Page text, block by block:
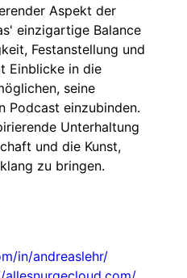
Aspekt der
einzigartige Balance
Festanstellung und
Einblicke in die
seine
Podcast einzubinden.
Unterhaltung
und die Kunst,
zu bringen.
in/andreaslehr/